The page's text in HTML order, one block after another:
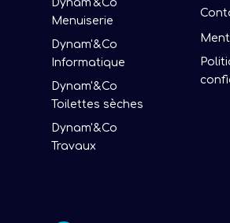
Dynam'&Co
Menuiserie
Dynam'&Co
Informatique
Dynam'&Co
Toilettes sèches
Dynam'&Co
Travaux